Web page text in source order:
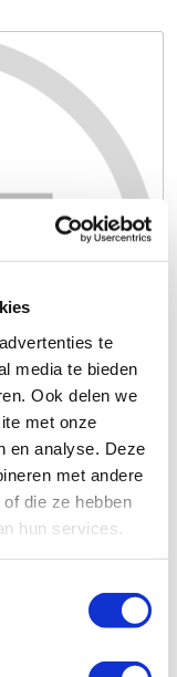
te
media te bieden
Ook delen we
met onze
en analyse. Deze
met andere
die ze hebben
hun services.